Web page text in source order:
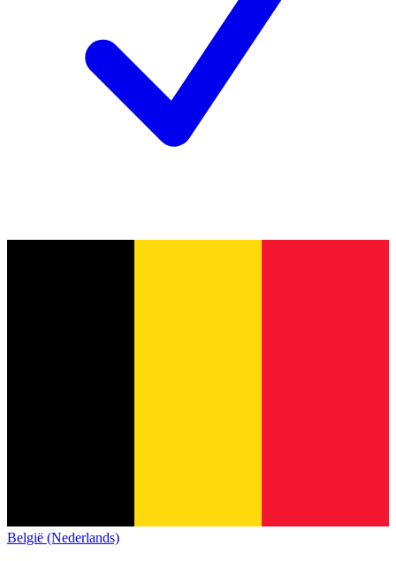
België (Nederlands)